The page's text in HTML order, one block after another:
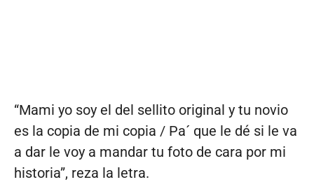
“Mami yo soy el del sellito original y tu novio
es la copia de mi copia / Pa´ que le dé si le va
a dar le voy a mandar tu foto de cara por mi
historia”, reza la letra.